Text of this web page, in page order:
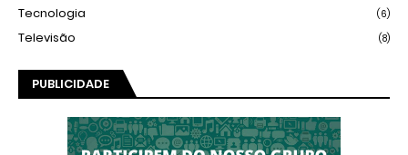
Tecnologia (6)
Televisão (8)
PUBLICIDADE